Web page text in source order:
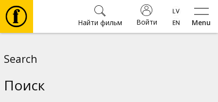
Menu
Войти
Найти фильм
Search
Поиск